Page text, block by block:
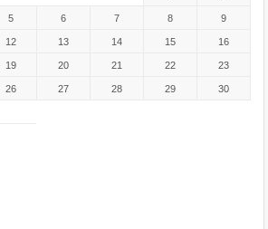
5 6 7 8 9
12 13 14 15 16
19 20 21 22 23
26 27 28 29 30